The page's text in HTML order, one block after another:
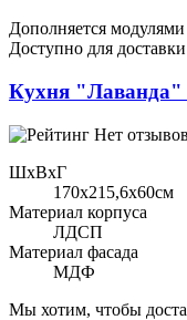
Дополняется модулями
Доступно для доставки
Кухня
Нет отзывов
ШхВхГ
170x215,6х60см
Материал корпуса
ЛДСП
Материал фасада
МДФ
Мы хотим, чтобы